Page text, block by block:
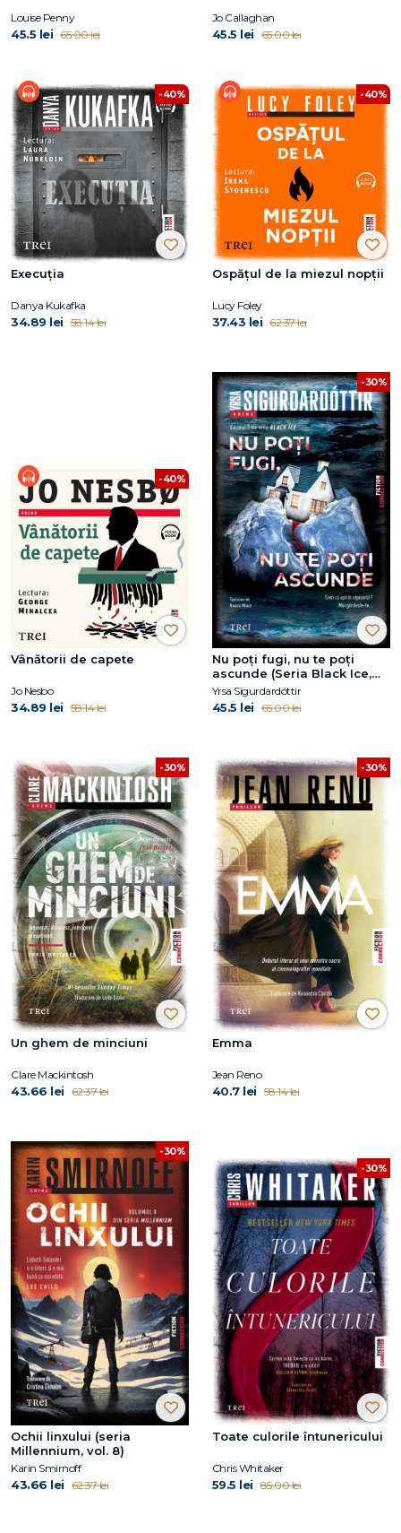
Louise Penny
45.5 lei 65.00 lei
Jo Callaghan
45.5 lei 65.00 lei
-40%
Execuția
Danya Kukafka
34.89 lei 58.14 lei
-40%
Ospățul de la miezul nopții
Lucy Foley
37.43 lei 62.37 lei
-40%
Vânătorii de capete
Jo Nesbo
34.89 lei 58.14 lei
-30%
Nu poți fugi, nu te poți
ascunde (Seria Black Ice,
vol.1)
Yrsa Sigurdardóttir
45.5 lei 65.00 lei
-30%
Un ghem de minciuni
Clare Mackintosh
43.66 lei 62.37 lei
-30%
Emma
Jean Reno
40.7 lei 58.14 lei
-30%
Ochii linxului (seria
Millennium, vol. 8)
Karin Smirnoff
43.66 lei 62.37 lei
-30%
Toate culorile întunericului
Chris Whitaker
59.5 lei 85.00 lei